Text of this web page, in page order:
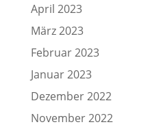
April 2023
März 2023
Februar 2023
Januar 2023
Dezember 2022
November 2022